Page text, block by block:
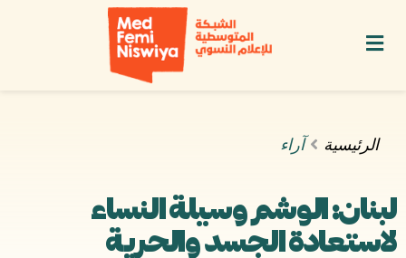
الرئيسية آراء
لبنان: الوشم وسيلة النساء
لاستعادة الجسد والحرية